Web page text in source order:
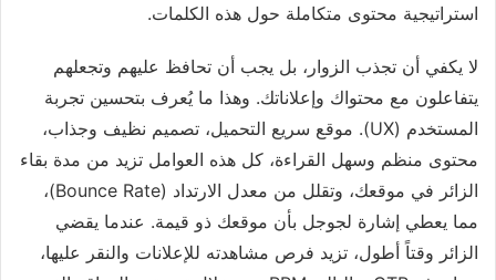
استراتيجية محتوى متكاملة حول هذه الكلمات.
لا يكفي أن تجذب الزوار، بل يجب أن تحافظ عليهم وتجعلهم
يتفاعلون مع محتواك وإعلاناتك. وهذا ما يُعرف بتحسين تجربة
المستخدم (UX). موقع سريع التحميل، تصميم نظيف وجذاب،
محتوى منظم وسهل القراءة، كل هذه العوامل تزيد من مدة بقاء
الزائر في موقعك، وتقلل من معدل الارتداد (Bounce Rate)،
مما يعطي إشارة لجوجل بأن موقعك ذو قيمة. عندما يقضي
الزائر وقتاً أطول، تزيد فرص مشاهدته للإعلانات والنقر عليها،